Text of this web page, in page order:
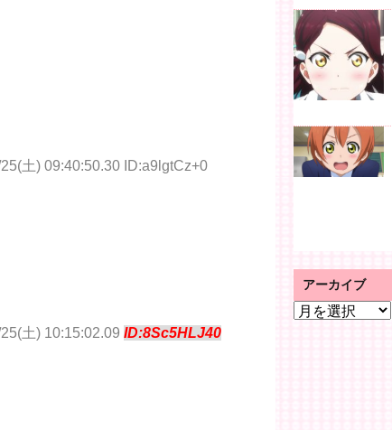
土) 09:40:50.30 ID:a9lgtCz+0
土) 10:15:02.09 ID:8Sc5HLJ40
アーカイブ
ア